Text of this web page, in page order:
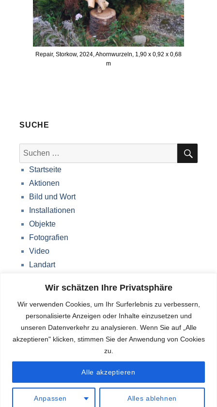
Wir schätzen Ihre Privatsphäre
Wir verwenden Cookies, um Ihr Surferlebnis zu verbessern,
personalisierte Anzeigen oder Inhalte einzusetzen und
unseren Datenverkehr zu analysieren. Wenn Sie auf „Alle
akzeptieren" klicken, stimmen Sie der Anwendung von Cookies
zu.
Anpassen Alles ablehnen
Alle akzeptieren
Repair, Storkow, 2024, Ahornwurzeln, 1,90 x 0,92 x 0,68
m
SUCHE
Suche
nach:
Startseite
Aktionen
Bild und Wort
Installationen
Objekte
Fotografien
Video
Landart
Über mich
Impressum
Datenschutzerklärung
Blog
Deutsch